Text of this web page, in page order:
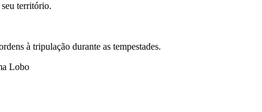
território.
à tripulação durante as tempestades.
Lobo